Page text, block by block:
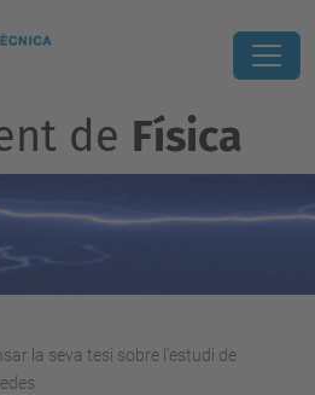
de Física
la seva tesi sobre l'estudi de